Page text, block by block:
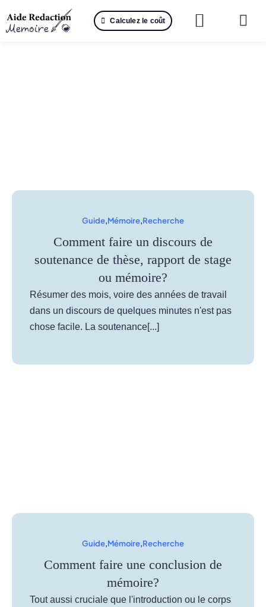
au
Calculez le coût
🚀
Guide,Mémoire,Recherche
Comment faire un discours de
soutenance de thèse, rapport de stage
ou mémoire?
Résumer des mois, voire des années de travail
dans un discours de quelques minutes n'est pas
chose facile. La soutenance[...]
Guide,Mémoire,Recherche
Comment faire une conclusion de
mémoire?
Tout aussi cruciale que l'introduction ou le corps